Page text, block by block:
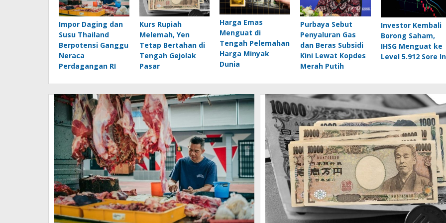
Impor Daging dan
Susu Thailand
Berpotensi Ganggu
Neraca
Perdagangan RI
Kurs Rupiah
Melemah, Yen
Tetap Bertahan di
Tengah Gejolak
Pasar
Harga Emas
Menguat di
Tengah Pelemahan
Harga Minyak
Dunia
Purbaya Sebut
Penyaluran Gas
dan Beras Subsidi
Kini Lewat Kopdes
Merah Putih
Investor Kembali
Borong Saham,
IHSG Menguat ke
Level 5.912 Sore